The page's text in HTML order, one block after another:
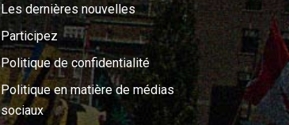
Les dernières nouvelles
Participez
Politique de confidentialité
Politique en matière de médias
sociaux